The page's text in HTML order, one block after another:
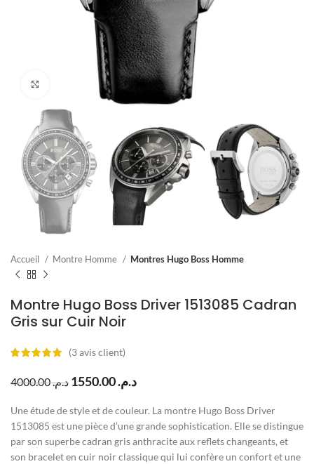
Click to enlarge
Accueil Montre Homme Montres Hugo Boss Homme
Montre Hugo Boss Driver 1513085 Cadran
Gris sur Cuir Noir
(3avis client)
د.م.4000.00 د.م.
Une étude de style et de couleur. La montre Hugo Boss Driver
1513085 est une pièce d’une grande sophistication. Elle se distingue
par son superbe cadran gris anthracite aux reflets changeants, et
son bracelet en cuir noir classique qui lui confère un confort et une